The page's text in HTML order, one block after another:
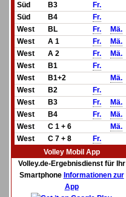
Süd
B3
Fr.
Süd
B4
Fr.
West
BL Fr.
Mä.
West
A 1 Fr.
Mä.
West
A 2 Fr.
Mä.
West
B1
Fr.
West
B1+2
Mä.
West
B2
Fr.
West
B3 Fr.
Mä.
West
B4 Fr.
Mä.
West
C 1 + 6
Mä.
West
C 7 + 8
Fr.
Volley Mobil App
Volley.de-Ergebnisdienst für Ihr
Smartphone Informationen zur
App